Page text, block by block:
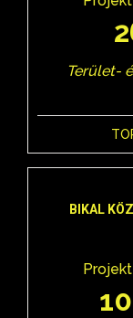
Terület-
BIKAL